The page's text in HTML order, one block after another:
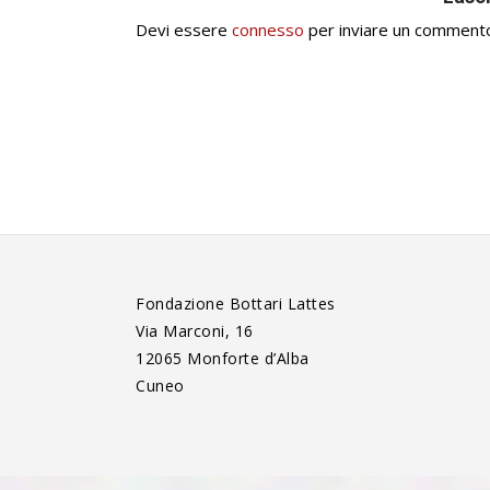
Devi essere connesso per inviare un
Fondazione Bottari Lattes
Via Marconi, 16
12065 Monforte d’Alba
Cuneo